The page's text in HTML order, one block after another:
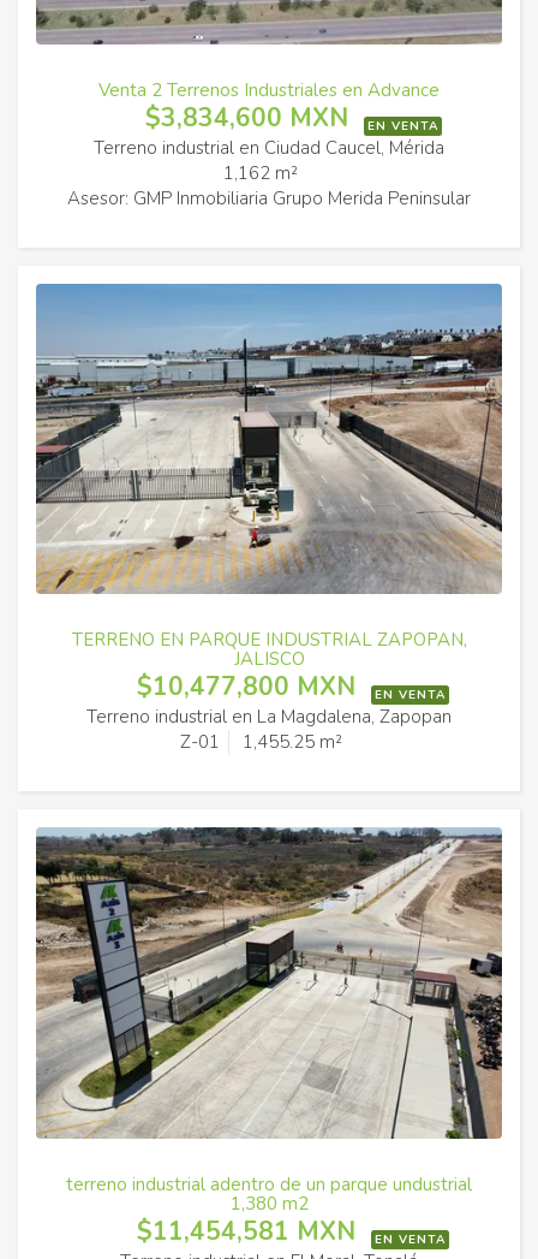
Venta 2 Terrenos Industriales en Advance
$3,834,600 MXN EN VENTA
Terreno industrial en Ciudad Caucel, Mérida
1,162 m²
Asesor: GMP Inmobiliaria Grupo Merida Peninsular
TERRENO EN PARQUE INDUSTRIAL ZAPOPAN,
JALISCO
$10,477,800 MXN EN VENTA
Terreno industrial en La Magdalena, Zapopan
Z-01
1,455.25 m²
terreno industrial adentro de un parque undustrial
1,380 m2
$11,454,581 MXN EN VENTA